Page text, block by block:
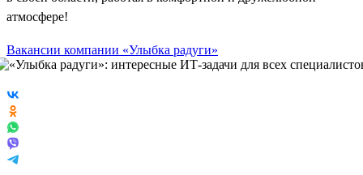
атмосфере!
Вакансии компании «Улыбка радуги»